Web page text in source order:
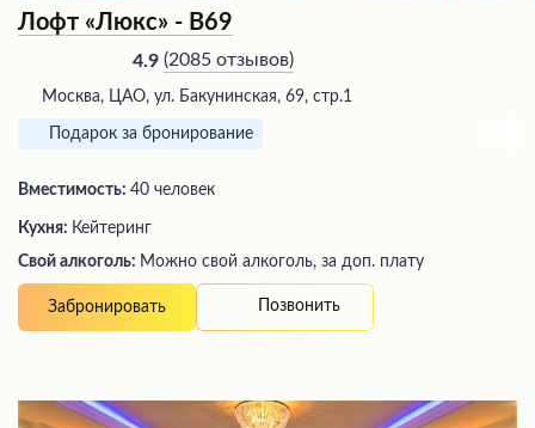
Лофт «Люкс» - В69
4.9 (2085 отзывов)
Москва, ЦАО, ул. Бакунинская, 69, стр.1
Подарок за бронирование
Вместимость: 40 человек
Кухня: Кейтеринг
Свой алкоголь: Можно свой алкоголь, за доп. плату
Забронировать Позвонить